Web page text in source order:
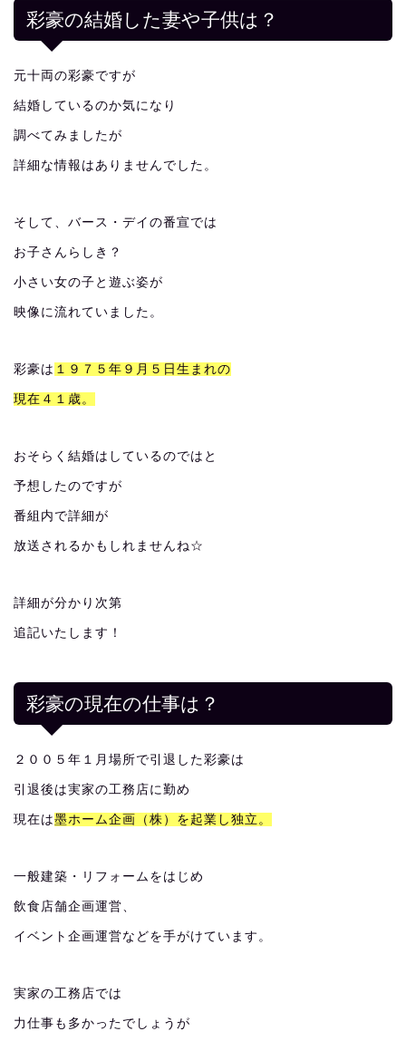
彩豪の結婚した妻や子供は？
元十両の彩豪ですが
結婚しているのか気になり
調べてみましたが
詳細な情報はありませんでした。
そして、バース・デイの番宣では
お子さんらしき？
小さい女の子と遊ぶ姿が
映像に流れていました。
彩豪は １９７５年９月５日生まれの
現在４１歳。
おそらく結婚はしているのではと
予想したのですが
番組内で詳細が
放送されるかもしれませんね☆
詳細が分かり次第
追記いたします！
彩豪の現在の仕事は？
２００５年１月場所で引退した彩豪は
引退後は実家の工務店に勤め
現在は墨ホーム企画（株）を起業し独立。
一般建築・リフォームをはじめ
飲食店舗企画運営、
イベント企画運営などを手がけています。
実家の工務店では
力仕事も多かったでしょうが